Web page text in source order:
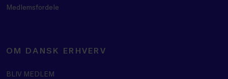
Medlemsfordele
OM DANSK ERHVERV
BLIV MEDLEM